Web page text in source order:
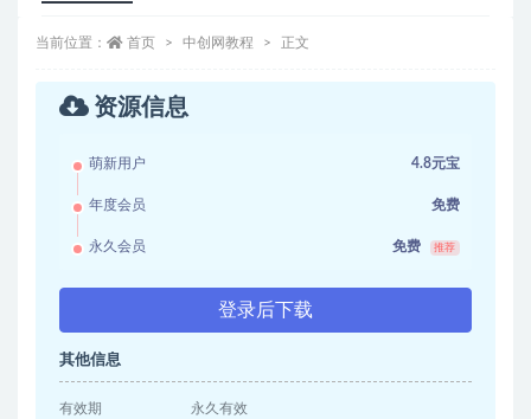
当前位置： 首页 中创网教程 正文
资源信息
萌新用户 4.8元宝
年度会员 免费
永久会员 免费 推荐
登录后下载
其他信息
有效期 永久有效